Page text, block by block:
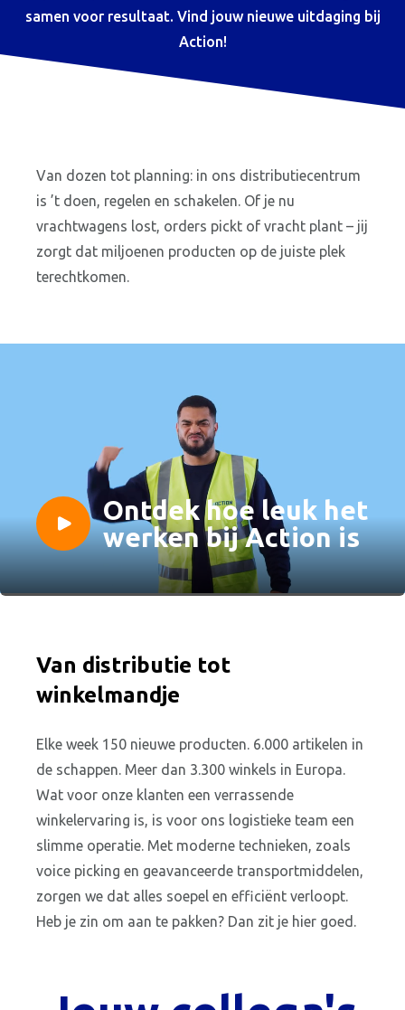
samen voor resultaat. Vind jouw nieuwe uitdaging bij
Action!
Van dozen tot planning: in ons distributiecentrum
is ’t doen, regelen en schakelen. Of je nu
vrachtwagens lost, orders pickt of vracht plant – jij
zorgt dat miljoenen producten op de juiste plek
terechtkomen.
Afspelen
Ontdek hoe leuk het
werken bij Action is
Van distributie tot
winkelmandje
Elke week 150 nieuwe producten. 6.000 artikelen in
de schappen. Meer dan 3.300 winkels in Europa.
Wat voor onze klanten een verrassende
winkelervaring is, is voor ons logistieke team een
slimme operatie. Met moderne technieken, zoals
voice picking en geavanceerde transportmiddelen,
zorgen we dat alles soepel en efficiënt verloopt.
Heb je zin om aan te pakken? Dan zit je hier goed.